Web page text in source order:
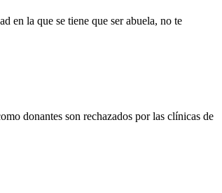
en la que se tiene que ser abuela, no te
donantes son rechazados por las clínicas de